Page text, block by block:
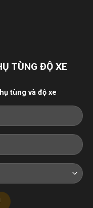
TÙNG ĐỘ XE
tùng và độ xe